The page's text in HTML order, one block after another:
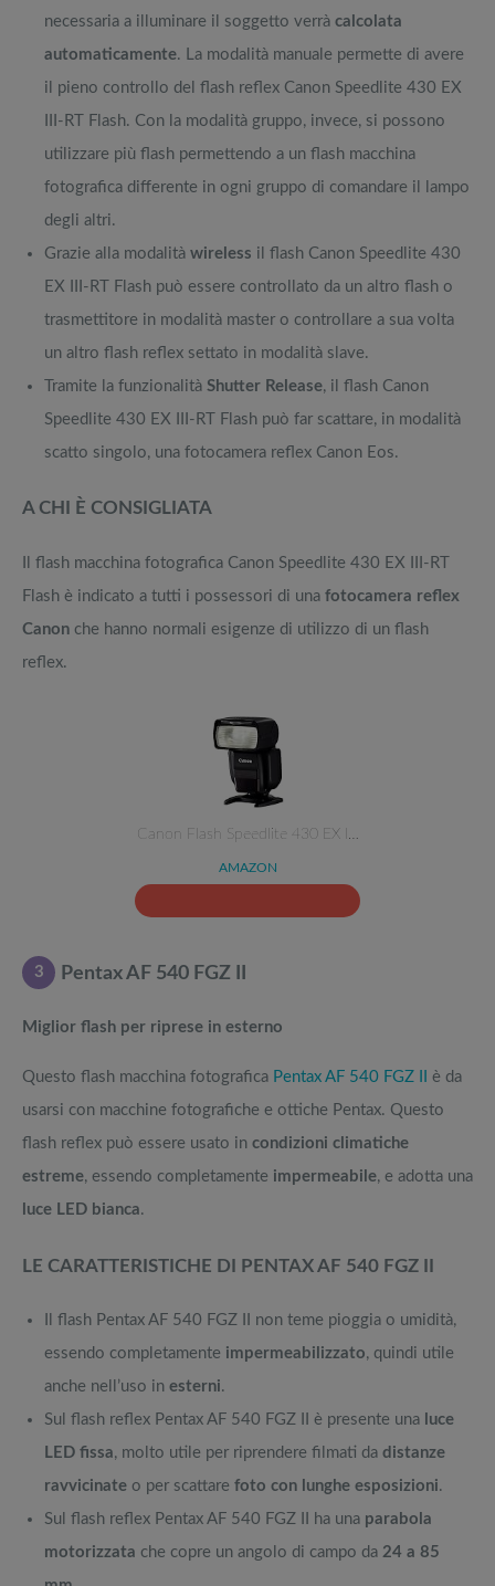
necessaria a illuminare il soggetto verrà calcolata
automaticamente. La modalità manuale permette di avere
il pieno controllo del flash reflex Canon Speedlite 430 EX
III-RT Flash. Con la modalità gruppo, invece, si possono
utilizzare più flash permettendo a un flash macchina
fotografica differente in ogni gruppo di comandare il lampo
degli altri.
Grazie alla modalità wireless il flash Canon Speedlite 430
EX III-RT Flash può essere controllato da un altro flash o
trasmettitore in modalità master o controllare a sua volta
un altro flash reflex settato in modalità slave.
Tramite la funzionalità Shutter Release, il flash Canon
Speedlite 430 EX III-RT Flash può far scattare, in modalità
scatto singolo, una fotocamera reflex Canon Eos.
A CHI È CONSIGLIATA
Il flash macchina fotografica Canon Speedlite 430 EX III-RT
Flash è indicato a tutti i possessori di una fotocamera reflex
Canon che hanno normali esigenze di utilizzo di un flash
reflex.
Canon Flash Speedlite 430 EX I…
AMAZON
3 Pentax AF 540 FGZ II
Miglior flash per riprese in esterno
Questo flash macchina fotografica Pentax AF 540 FGZ II
è da
usarsi con macchine fotografiche e ottiche Pentax. Questo
flash reflex può essere usato in condizioni climatiche
estreme, essendo completamente impermeabile, e adotta una
luce LED bianca.
LE CARATTERISTICHE DI PENTAX AF 540 FGZ II
Il flash Pentax AF 540 FGZ II non teme pioggia o umidità,
essendo completamente impermeabilizzato, quindi utile
anche nell’uso in esterni.
Sul flash reflex Pentax AF 540 FGZ II è presente una luce
LED fissa, molto utile per riprendere filmati da distanze
ravvicinate o per scattare foto con lunghe esposizioni.
Sul flash reflex Pentax AF 540 FGZ II ha una parabola
motorizzata che copre un angolo di campo da 24 a 85